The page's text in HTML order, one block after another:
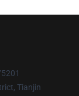
Tianjin